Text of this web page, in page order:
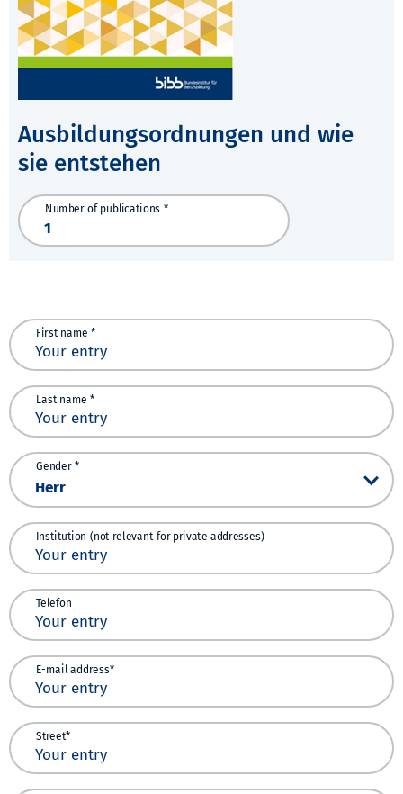
Ausbildungsordnungen und wie
sie entstehen
Number of publications *
First name *
Last name *
Gender *
Institution (not relevant for private addresses)
Telefon
E-mail address*
Street*